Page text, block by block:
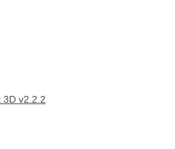
3D v2.2.2